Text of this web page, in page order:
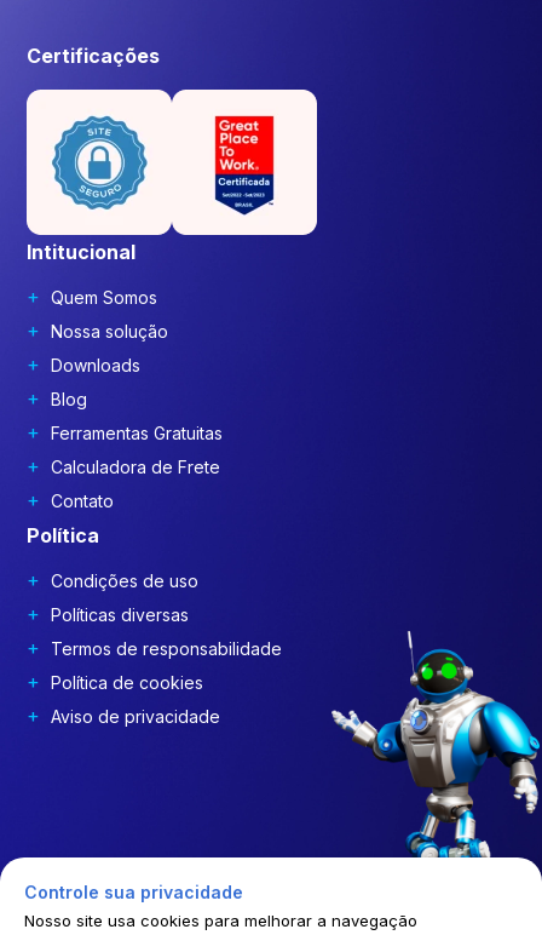
Intitucional
Quem Somos
Nossa solução
Downloads
Blog
Ferramentas Gratuitas
Calculadora de Frete
Contato
Política
Condições de uso
Políticas diversas
Termos de responsabilidade
Política de cookies
Aviso de privacidade
Certificações
Controle sua privacidade
Nosso site usa cookies para melhorar a navegação